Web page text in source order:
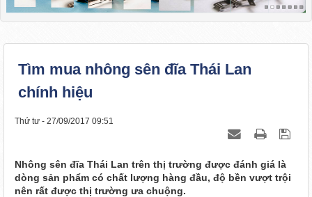
Tìm mua nhông sên đĩa Thái Lan
chính hiệu
Thứ tư - 27/09/2017 09:51
Nhông sên đĩa Thái Lan trên thị trường được đánh giá là
dòng sản phẩm có chất lượng hàng đầu, độ bền vượt trội
nên rất được thị trường ưa chuộng.